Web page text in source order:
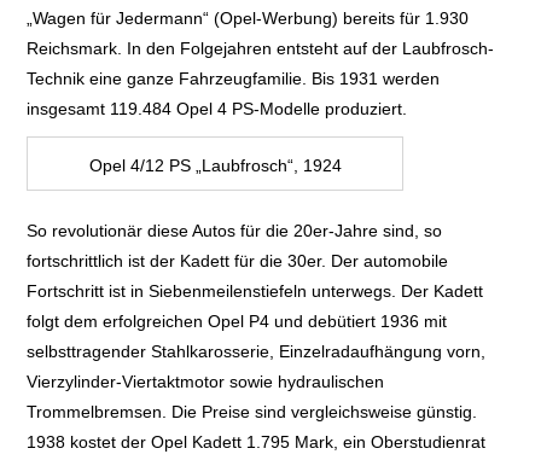
„Wagen für Jedermann“ (Opel-Werbung) bereits für 1.930
Reichsmark. In den Folgejahren entsteht auf der Laubfrosch-
Technik eine ganze Fahrzeugfamilie. Bis 1931werden
insgesamt 119.484 Opel 4 PS-Modelle produziert.
Opel 4/12 PS „Laubfrosch“, 1924
So revolutionär diese Autos für die 20er-Jahre sind, so
fortschrittlich ist der Kadett für die 30er. Der automobile
Fortschritt ist in Siebenmeilenstiefeln unterwegs. Der Kadett
folgt dem erfolgreichen Opel P4 und debütiert 1936 mit
selbsttragender Stahlkarosserie, Einzelradaufhängung vorn,
Vierzylinder-Viertaktmotor sowie hydraulischen
Trommelbremsen. Die Preise sind vergleichsweise günstig.
1938 kostet der Opel Kadett 1.795 Mark, ein Oberstudienrat